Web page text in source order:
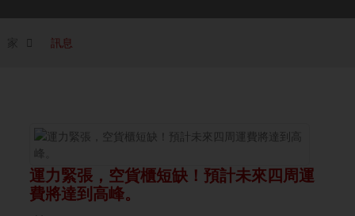
家 訊息
運力緊張，空貨櫃短缺！預計未來四周運
費將達到高峰。